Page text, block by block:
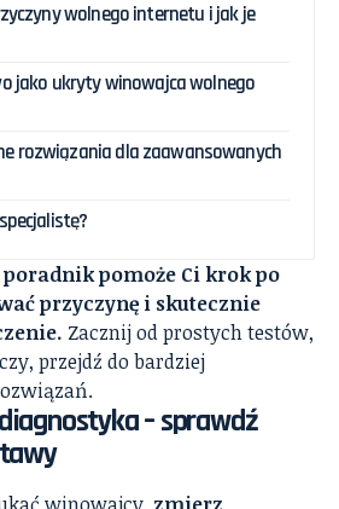
wolnego internetu i jak je
jako ukryty winowajca wolnego
rozwiązania dla zaawansowanych
pomoże Ci krok po
przyczynę i skutecznie
Zacznij od prostych testów,
przejdź do bardziej
– sprawdź